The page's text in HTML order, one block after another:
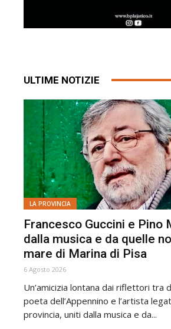
ULTIME NOTIZIE
LA PROVINCIA
Francesco Guccini e Pino
dalla musica e da quelle
mare di Marina di Pisa
6 Agosto 2026
Un’amicizia lontana dai riflettori tra
poeta dell’Appennino e l’artista
provincia, uniti dalla musica e da...